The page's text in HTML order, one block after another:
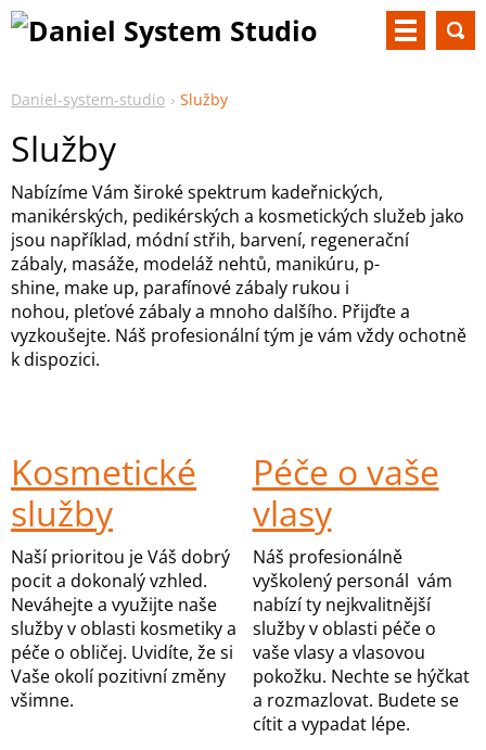
Daniel-system-studio Služby
Služby
Nabízíme Vám široké spektrum kadeřnických,
manikérských, pedikérských a kosmetických služeb jako
jsou například, módní střih, barvení, regenerační
zábaly, masáže, modeláž nehtů, manikúru, p-
shine, make up, parafínové zábaly rukou i
nohou, pleťové zábaly a mnoho dalšího. Přijďte a
vyzkoušejte. Náš profesionální tým je vám vždy ochotně
k dispozici.
Kosmetické
služby
Naší prioritou je Váš dobrý
pocit a dokonalý vzhled.
Neváhejte a využijte naše
služby v oblasti kosmetiky a
péče o obličej. Uvidíte, že si
Vaše okolí pozitivní změny
všimne.
Péče o vaše
vlasy
Náš profesionálně
vyškolený personál vám
nabízí ty nejkvalitnější
služby v oblasti péče o
vaše vlasy a vlasovou
pokožku. Nechte se hýčkat
a rozmazlovat. Budete se
cítit a vypadat lépe.